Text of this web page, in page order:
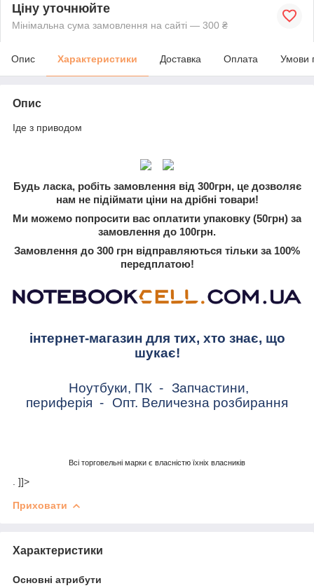
Ціну уточнюйте
Мінімальна сума замовлення на сайті — 300 ₴
Опис Характеристики Доставка Оплата Умови
Опис
Іде з приводом
Будь ласка, робіть замовлення від 300грн, це дозволяє
нам не підіймати ціни на дрібні товари!
Ми можемо попросити вас оплатити упаковку (50грн) за
замовлення до 100грн.
Замовлення до 300 грн відправляються тільки за 100%
передплатою!
інтернет-магазин для тих, хто знає, що
шукає!
Ноутбуки, ПК - Запчастини,
периферія - Опт. Величезна розбирання
Всі торговельні марки є власністю їхніх власників
. ]]>
Приховати
Характеристики
Основні атрибути